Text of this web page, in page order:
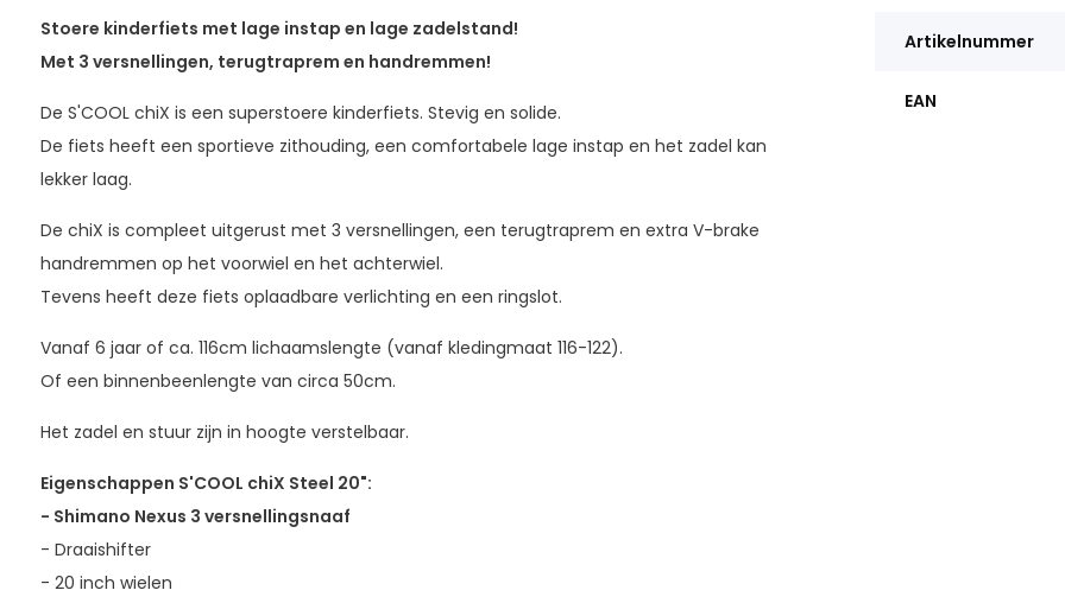
Stoere kinderfiets met lage instap en lage zadelstand!
Met 3 versnellingen, terugtraprem en handremmen!
De S'COOL chiX is een superstoere kinderfiets. Stevig en solide.
De fiets heeft een sportieve zithouding, een comfortabele lage instap en het zadel kan
lekker laag.
De chiX is compleet uitgerust met 3 versnellingen, een terugtraprem en extra V-brake
handremmen op het voorwiel en het achterwiel.
Tevens heeft deze fiets oplaadbare verlichting en een ringslot.
Vanaf 6 jaar of ca. 116cm lichaamslengte (vanaf kledingmaat 116-122).
Of een binnenbeenlengte van circa 50cm.
Het zadel en stuur zijn in hoogte verstelbaar.
Eigenschappen S'COOL chiX Steel 20":
- Shimano Nexus 3 versnellingsnaaf
- Draaishifter
- 20 inch wielen
Artikelnummer
EAN